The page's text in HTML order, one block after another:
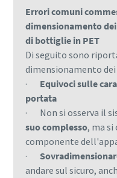
Errori comuni
dimensionamento
di bottiglie in PET
Di seguito sono
dimensionamento
· Equivoci sulle
portata
· Non si osserva il
suo complesso, ma si
componente
·
andare sul sicuro,